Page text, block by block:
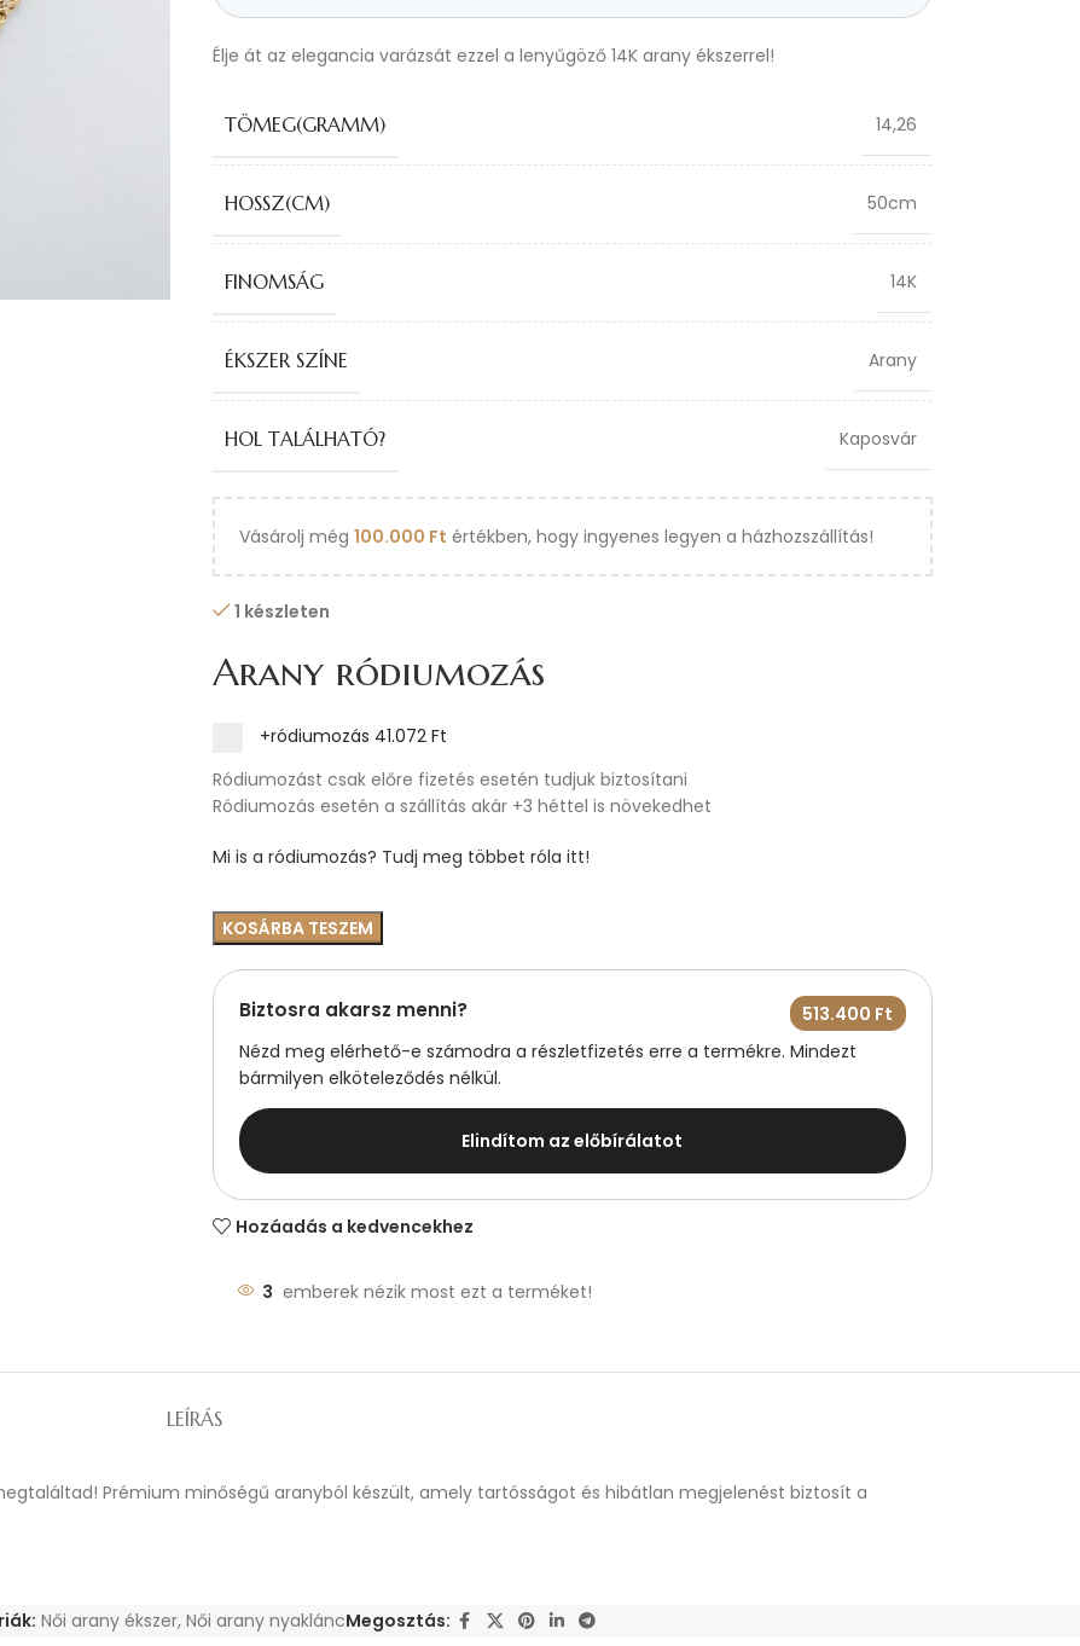
Élje át az elegancia varázsát ezzel a lenyűgöző 14K arany ékszerrel!
TÖMEG(GRAMM) 14,26
HOSSZ(CM) 50cm
FINOMSÁG 14K
ÉKSZER SZÍNE Arany
HOL TALÁLHATÓ? Kaposvár
Vásárolj még 100.000 Ft értékben, hogy ingyenes legyen a házhozszállítás!
1 készleten
Arany ródiumozás
+ródiumozás 41.072 Ft
Ródiumozást csak előre fizetés esetén tudjuk biztosítani
Ródiumozás esetén a szállítás akár +3 héttel is növekedhet
Mi is a ródiumozás? Tudj meg többet róla itt!
KOSÁRBA TESZEM
Biztosra akarsz menni? 513.400 Ft
Nézd meg elérhető-e számodra a részletfizetés erre a termékre. Mindezt
bármilyen elköteleződés nélkül.
Elindítom az előbírálatot
Hozáadás a kedvencekhez
3 emberek nézik most ezt a terméket!
LEÍRÁS
Prémium minőségű aranyból készült, amely tartósságot és hibátlan megjelenést biztosít a
Női arany ékszer, Női arany nyakláncMegosztás: